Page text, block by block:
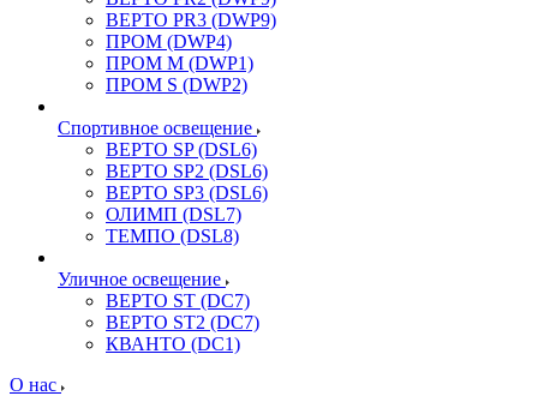
ВЕРТО PR3 (DWP9)
ПРОМ (DWP4)
ПРОМ M (DWP1)
ПРОМ S (DWP2)
Спортивное освещение
ВЕРТО SP (DSL6)
ВЕРТО SP2 (DSL6)
ВЕРТО SP3 (DSL6)
ОЛИМП (DSL7)
ТЕМПО (DSL8)
Уличное освещение
ВЕРТО ST (DC7)
ВЕРТО ST2 (DC7)
КВАНТО (DC1)
О нас